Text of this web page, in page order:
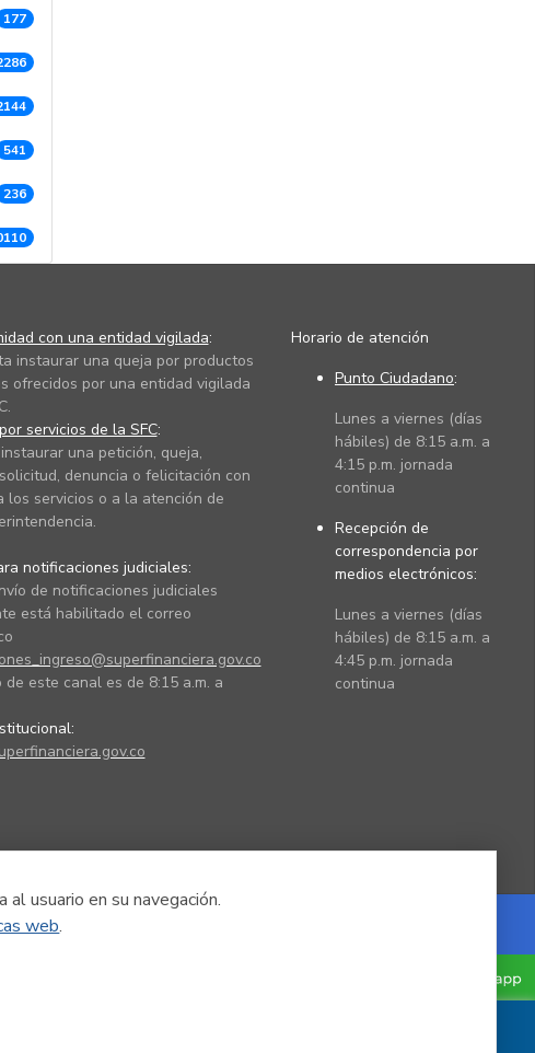
usuario en su navegación.
web.
177
541
236
con una entidad vigilada:
instaurar una queja por productos
ofrecidos por una entidad vigilada
servicios de la SFC:
una petición, queja,
denuncia o felicitación con
los servicios o a la atención de
notificaciones judiciales:
de notificaciones judiciales
está habilitado el correo
de este canal es de 8:15 a.m. a
Horario de atención
Punto Ciudadano:
Lunes a viernes (días
hábiles) de 8:15 a.m. a
4:15 p.m. jornada
continua
Recepción de
correspondencia por
medios electrónicos:
Lunes a viernes (días
hábiles) de 8:15 a.m. a
4:45 p.m. jornada
continua
Powered by Nexura